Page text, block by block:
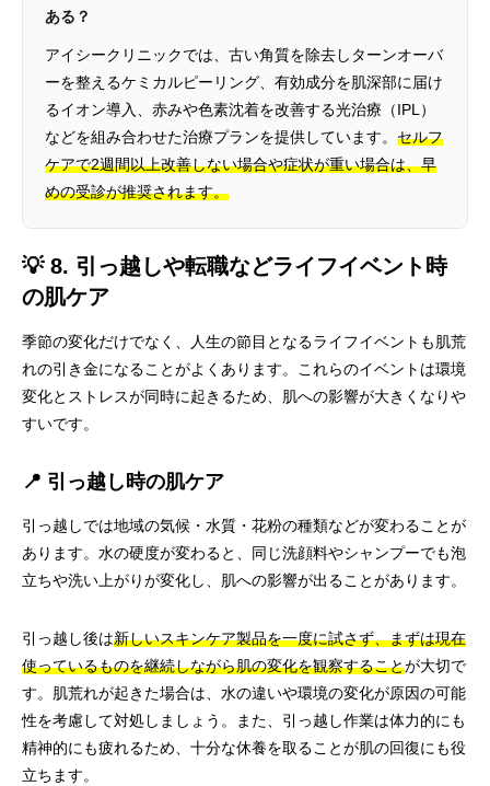
ある？
アイシークリニックでは、古い角質を除去しターンオーバ
ーを整えるケミカルピーリング、有効成分を肌深部に届け
るイオン導入、赤みや色素沈着を改善する光治療（IPL）
などを組み合わせた治療プランを提供しています。 セルフ
ケアで2週間以上改善しない場合や症状が重い場合は、早
めの受診が推奨されます。
💡 8. 引っ越しや転職などライフイベント時
の肌ケア
季節の変化だけでなく、人生の節目となるライフイベントも肌荒
れの引き金になることがよくあります。これらのイベントは環境
変化とストレスが同時に起きるため、肌への影響が大きくなりや
すいです。
📍 引っ越し時の肌ケア
引っ越しでは地域の気候・水質・花粉の種類などが変わることが
あります。水の硬度が変わると、同じ洗顔料やシャンプーでも泡
立ちや洗い上がりが変化し、肌への影響が出ることがあります。
引っ越し後は新しいスキンケア製品を一度に試さず、まずは現在
使っているものを継続しながら肌の変化を観察することが大切で
す。肌荒れが起きた場合は、水の違いや環境の変化が原因の可能
性を考慮して対処しましょう。また、引っ越し作業は体力的にも
精神的にも疲れるため、十分な休養を取ることが肌の回復にも役
立ちます。